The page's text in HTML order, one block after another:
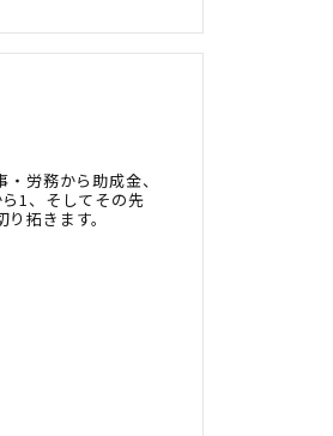
労務から助成金、
1、そしてその先
拓きます。